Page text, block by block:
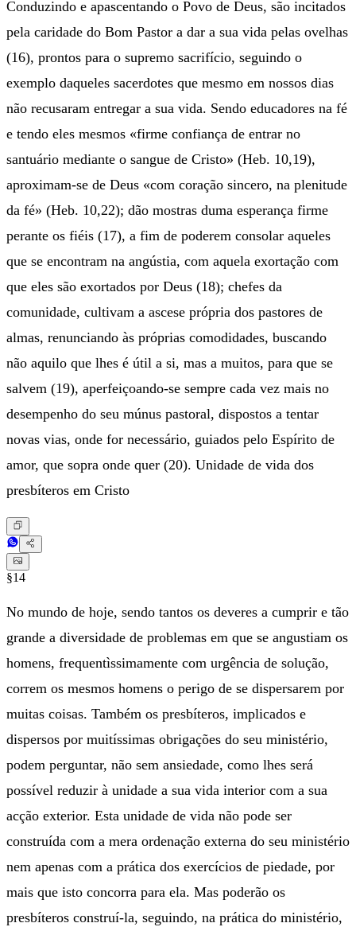
Conduzindo e apascentando o Povo de Deus, são incitados
pela caridade do Bom Pastor a dar a sua vida pelas ovelhas
(16), prontos para o supremo sacrifício, seguindo o
exemplo daqueles sacerdotes que mesmo em nossos dias
não recusaram entregar a sua vida. Sendo educadores na fé
e tendo eles mesmos «firme confiança de entrar no
santuário mediante o sangue de Cristo» (Heb. 10,19),
aproximam-se de Deus «com coração sincero, na plenitude
da fé» (Heb. 10,22); dão mostras duma esperança firme
perante os fiéis (17), a fim de poderem consolar aqueles
que se encontram na angústia, com aquela exortação com
que eles são exortados por Deus (18); chefes da
comunidade, cultivam a ascese própria dos pastores de
almas, renunciando às próprias comodidades, buscando
não aquilo que lhes é útil a si, mas a muitos, para que se
salvem (19), aperfeiçoando-se sempre cada vez mais no
desempenho do seu múnus pastoral, dispostos a tentar
novas vias, onde for necessário, guiados pelo Espírito de
amor, que sopra onde quer (20). Unidade de vida dos
presbíteros em Cristo
§14
No mundo de hoje, sendo tantos os deveres a cumprir e tão
grande a diversidade de problemas em que se angustiam os
homens, frequentìssimamente com urgência de solução,
correm os mesmos homens o perigo de se dispersarem por
muitas coisas. Também os presbíteros, implicados e
dispersos por muitíssimas obrigações do seu ministério,
podem perguntar, não sem ansiedade, como lhes será
possível reduzir à unidade a sua vida interior com a sua
acção exterior. Esta unidade de vida não pode ser
construída com a mera ordenação externa do seu ministério
nem apenas com a prática dos exercícios de piedade, por
mais que isto concorra para ela. Mas poderão os
presbíteros construí-la, seguindo, na prática do ministério,